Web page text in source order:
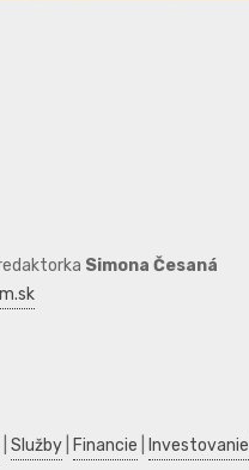
Simona Česaná
Služby Financie Investovanie